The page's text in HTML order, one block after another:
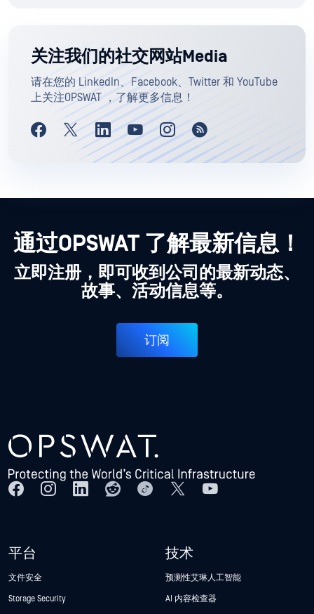
关注我们的社交网站Media
请在您的 LinkedIn、Facebook、Twitter 和 YouTube
上关注OPSWAT ，了解更多信息！
通过OPSWAT 了解最新信息！
立即注册，即可收到公司的最新动态、
故事、活动信息等。
订阅
平台
文件安全
Storage Security
技术
预测性艾琳人工智能
AI 内容检查器